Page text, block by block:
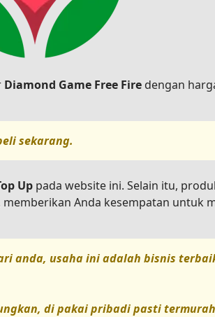
Diamond Game Free Fire dengan
sekarang.
Up pada website ini. Selain itu,
Anda kesempatan untuk
anda, usaha ini adalah bisnis
di pakai pribadi pasti